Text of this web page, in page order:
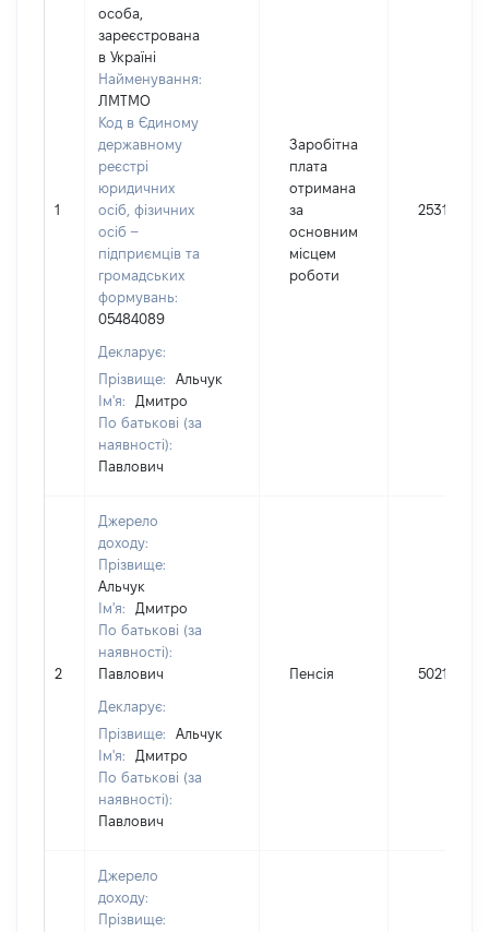
1
особа,
зареєстрована
в Україні
Найменування:
ЛМТМО
Код в Єдиному
державному
реєстрі
юридичних
осіб, фізичних
осіб –
підприємців та
громадських
формувань:
05484089
Декларує:
Прізвище:
Альчук
Ім'я:
Дмитро
По батькові (за
наявності):
Павлович
Заробітна
плата
отримана
за
основним
місцем
роботи
25317
2
Джерело
доходу:
Прізвище:
Альчук
Ім'я:
Дмитро
По батькові (за
наявності):
Павлович
Декларує:
Прізвище:
Альчук
Ім'я:
Дмитро
По батькові (за
наявності):
Павлович
Пенсія 5021
Джерело
доходу:
Прізвище: